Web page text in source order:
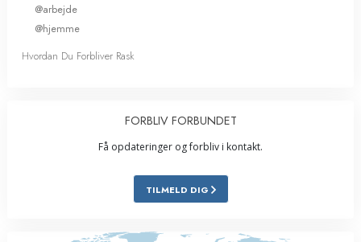
@arbejde
@hjemme
Hvordan Du Forbliver Rask
FORBLIV FORBUNDET
Få opdateringer og forbliv i kontakt.
TILMELD DIG